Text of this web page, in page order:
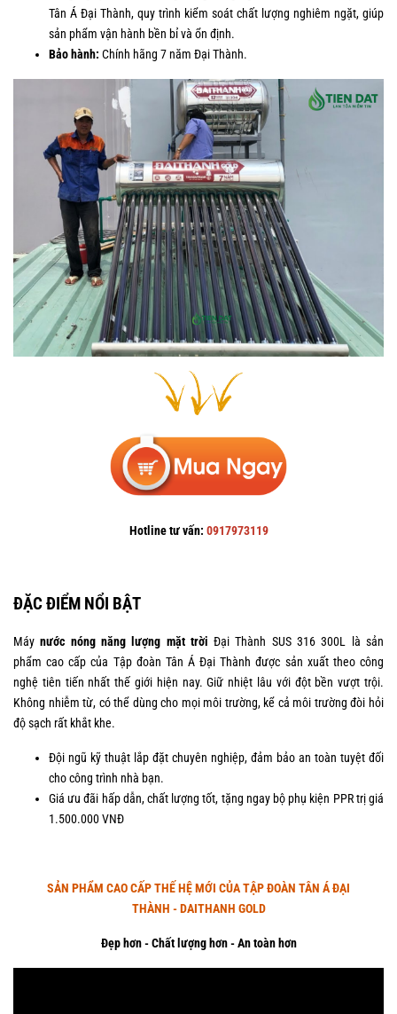
Tân Á Đại Thành, quy trình kiểm soát chất lượng nghiêm ngặt, giúp
sản phẩm vận hành bền bỉ và ổn định.
Bảo hành: Chính hãng 7 năm Đại Thành.
Hotline tư vấn: 0917973119
ĐẶC ĐIỂM NỔI BẬT
Máynước nóng năng lượng mặt trờiĐại Thành SUS 316 300L là sản
phẩm cao cấp của Tập đoàn Tân Á Đại Thành được sản xuất theo công
nghệ tiên tiến nhất thế giới hiện nay. Giữ nhiệt lâu với đột bền vượt trội.
Không nhiễm từ, có thể dùng cho mọi môi trường, kể cả môi trường đòi hỏi
độ sạch rất khắt khe.
Đội ngũ kỹ thuật lắp đặt chuyên nghiệp, đảm bảo an toàn tuyệt đối
cho công trình nhà bạn.
Giá ưu đãi hấp dẫn, chất lượng tốt, tặng ngay bộ phụ kiện PPR trị giá
1.500.000 VNĐ
SẢN PHẨM CAO CẤP THẾ HỆ MỚI CỦA TẬP ĐOÀN TÂN Á ĐẠI
THÀNH - DAITHANH GOLD
Đẹp hơn - Chất lượng hơn - An toàn hơn